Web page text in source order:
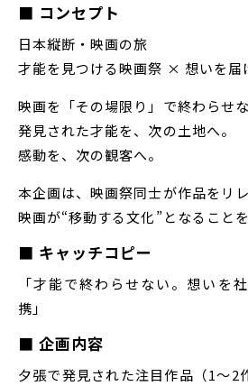
■ コンセプト
日本縦断・映画の旅
才能を見つける映画祭 × 想いを届
映画を「その場限り」で終わらせな
発見された才能を、次の土地へ。
感動を、次の観客へ。
本企画は、映画祭同士が作品をリレ
映画が“移動する文化”となることを
■ キャッチコピー
「才能で終わらせない。想いを
携」
■ 企画内容
夕張で発見された注目作品（1〜2